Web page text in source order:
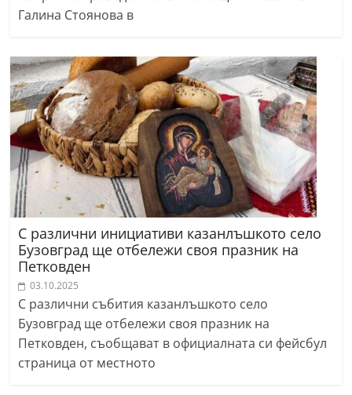
Галина Стоянова в
С различни инициативи казанлъшкото село
Бузовград ще отбележи своя празник на
Петковден
03.10.2025
С различни събития казанлъшкото село
Бузовград ще отбележи своя празник на
Петковден, съобщават в официалната си фейсбул
страница от местното